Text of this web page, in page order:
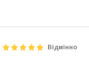
Відмінно